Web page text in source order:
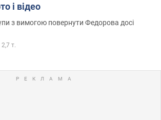
і відео
з вимогою повернути Федорова досі
2,7 т.